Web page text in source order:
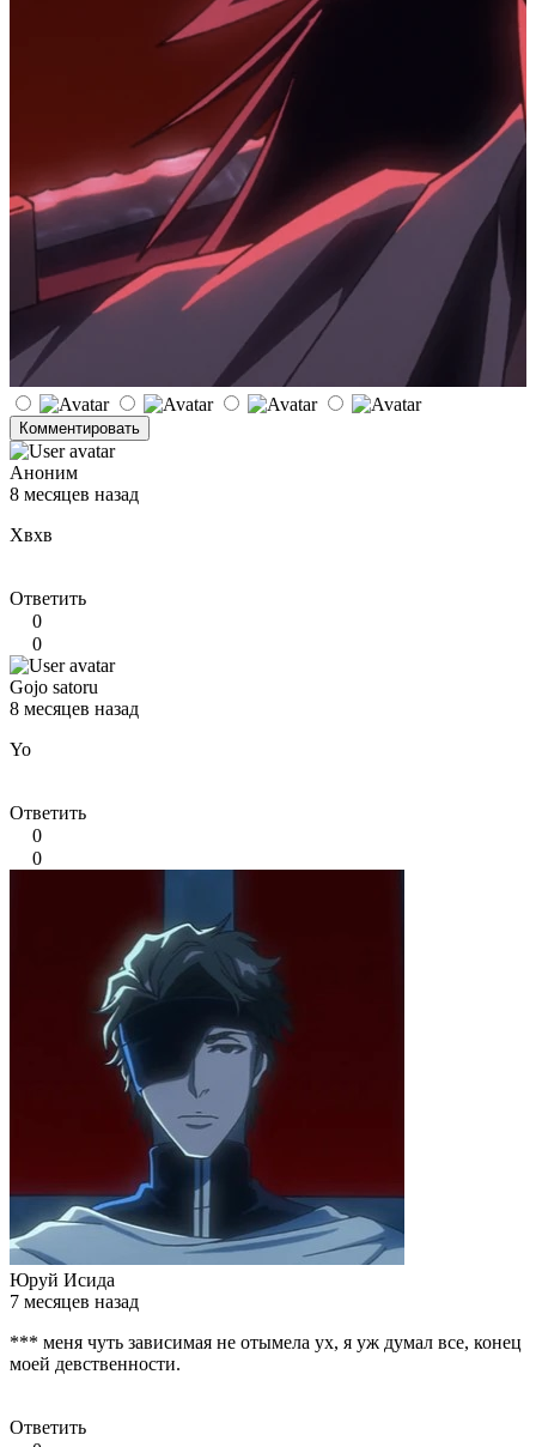
Комментировать
Аноним
8 месяцев назад
Хвхв
Ответить
0
0
Gojo satoru
8 месяцев назад
Yo
Ответить
0
0
Юруй Исида
7 месяцев назад
*** меня чуть зависимая не отымела ух, я уж думал все, конец
моей девственности.
Ответить